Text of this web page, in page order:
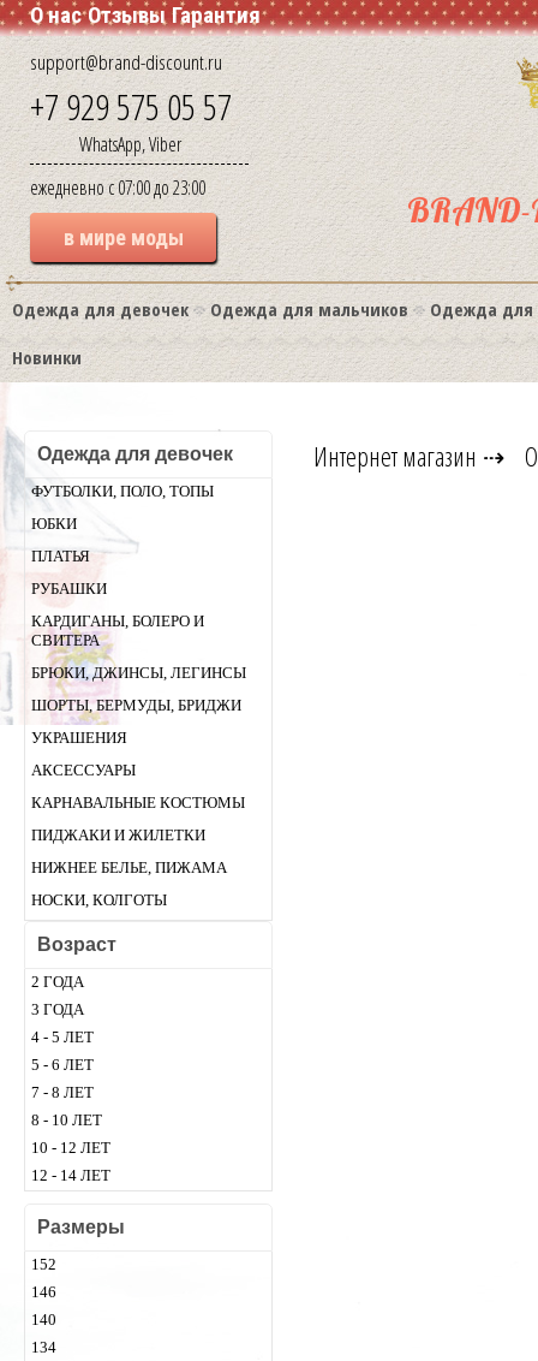
О нас Отзывы Гарантия
support@brand-discount.ru
+7 929 575 05 57
WhatsApp, Viber
ежедневно с 07:00 до 23:00
в мире моды
BRAND-
Одежда для девочек Одежда для мальчиков
Одежда для
Новинки
Одежда для девочек
ФУТБОЛКИ, ПОЛО, ТОПЫ
ЮБКИ
ПЛАТЬЯ
РУБАШКИ
КАРДИГАНЫ, БОЛЕРО И
СВИТЕРА
БРЮКИ, ДЖИНСЫ, ЛЕГИНСЫ
ШОРТЫ, БЕРМУДЫ, БРИДЖИ
УКРАШЕНИЯ
АКСЕССУАРЫ
КАРНАВАЛЬНЫЕ КОСТЮМЫ
ПИДЖАКИ И ЖИЛЕТКИ
НИЖНЕЕ БЕЛЬЕ, ПИЖАМА
НОСКИ, КОЛГОТЫ
Возраст
2 ГОДА
3 ГОДА
4 - 5 ЛЕТ
5 - 6 ЛЕТ
7 - 8 ЛЕТ
8 - 10 ЛЕТ
10 - 12 ЛЕТ
12 - 14 ЛЕТ
Размеры
152
146
140
134
Интернет магазин ⇢